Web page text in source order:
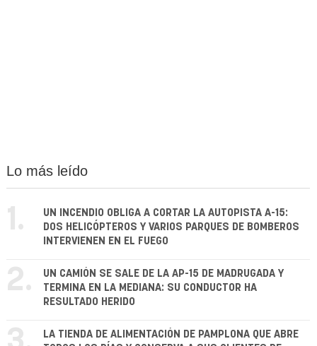
Lo más leído
1.
UN INCENDIO OBLIGA A CORTAR LA AUTOPISTA A-15:
DOS HELICÓPTEROS Y VARIOS PARQUES DE BOMBEROS
INTERVIENEN EN EL FUEGO
2.
UN CAMIÓN SE SALE DE LA AP-15 DE MADRUGADA Y
TERMINA EN LA MEDIANA: SU CONDUCTOR HA
RESULTADO HERIDO
LA TIENDA DE ALIMENTACIÓN DE PAMPLONA QUE ABRE